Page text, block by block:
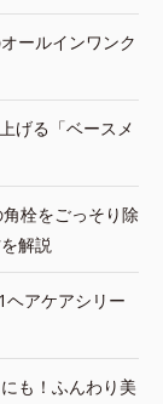
ールインワンク
げる「ベースメ
栓をごっそり除
解説
ヘアケアシリー
も！ふんわり美